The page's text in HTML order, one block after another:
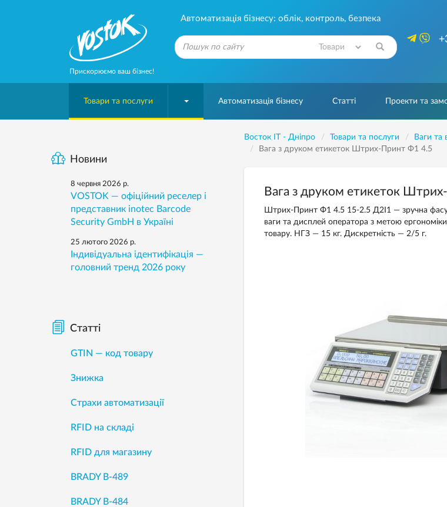
Прискорюємо ваш бізнес!
Автоматизація бізнесу: облік, контроль, безпека
Товари та послуги Автоматизація бізнесу Статті Проекти та
Восток IT - Дніпро Товари та послуги Ваги та
Вага з друком етикеток Штрих-Принт Ф1 4.5
Вага з друком етикеток
Штрих-Принт Ф1 4.5 15-2.5 Д2І1 — зручна
ваги та дисплей оператора з метою
товару. НГЗ — 15 кг. Дискретність — 2/5 г.
Новини
8 червня 2026 р.
VOSTOK — офіційний реселер і
представник inotec Barcode
Security GmbH в Україні
25 лютого 2026 р.
Індивідуальна ідентифікація —
головний тренд 2026 року
Статті
GTIN — код товару
Знижка
Страхи автоматизації
RFID на складі
RFID для магазину
BRADY B-489
BRADY B-484